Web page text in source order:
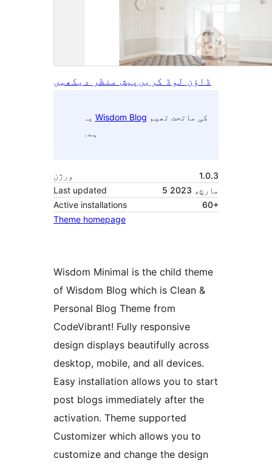
پیش منظر دیکھیں ڈاؤن لوڈ کریں
Wisdom Blog
ہے۔
ورژن
1.0.3
Last updated
5 مارچ، 2023
Active installations
60+
Theme homepage
Wisdom Minimal is the child theme
of Wisdom Blog which is Clean &
Personal Blog Theme from
CodeVibrant! Fully responsive
design displays beautifully across
desktop, mobile, and all devices.
Easy installation allows you to start
post blogs immediately after the
activation. Theme supported
Customizer which allows you to
customize and change the design